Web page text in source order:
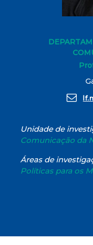
Unidade de
Comunicação da
Áreas de
Políticas para os